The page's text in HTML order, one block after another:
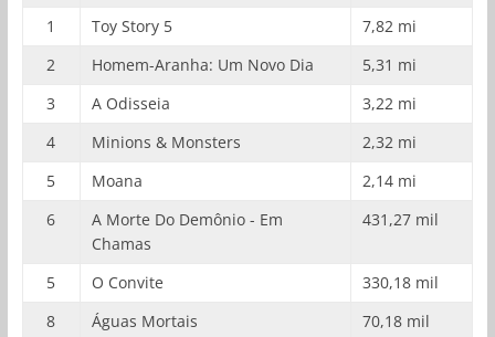
1
Toy Story 5
7,82 mi
2
Homem-Aranha: Um Novo Dia
5,31 mi
3
A Odisseia
3,22 mi
4
Minions & Monsters
2,32 mi
5
Moana
2,14 mi
6
A Morte Do Demônio - Em
Chamas
431,27 mil
5 O Convite
330,18 mil
8
Águas Mortais
70,18 mil